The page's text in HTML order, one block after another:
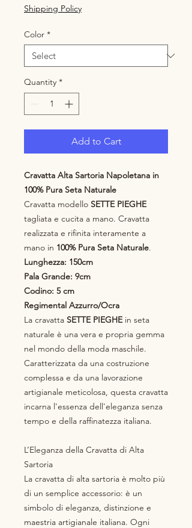
Shipping Policy
Color *
Quantity *
Add to Cart
Cravatta Alta Sartoria Napoletana in
100% Pura Seta Naturale
Cravatta modello SETTE PIEGHE
tagliata e cucita a mano. Cravatta
realizzata e rifinita interamente a
mano in 100% Pura Seta Naturale.
Lunghezza: 150cm
Pala Grande: 9cm
Codino: 5 cm
Regimental Azzurro/Ocra
La cravatta SETTE PIEGHEin seta
naturale è una vera e propria gemma
nel mondo della moda maschile.
Caratterizzata da una costruzione
complessa e da una lavorazione
artigianale meticolosa, questa cravatta
incarna l'essenza dell'eleganza senza
tempo e della raffinatezza italiana.
L’Eleganza della Cravatta di Alta
Sartoria
La cravatta di alta sartoria è molto più
di un semplice accessorio: è un
simbolo di eleganza, distinzione e
maestria artigianale italiana. Ogni